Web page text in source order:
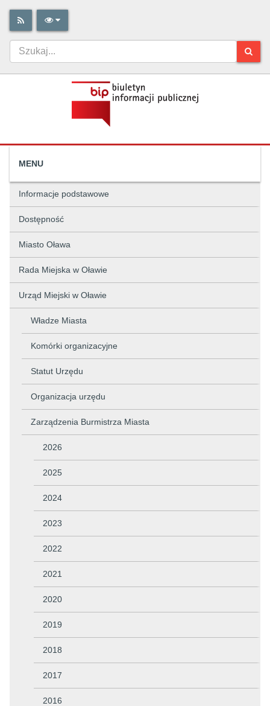
MENU
Informacje podstawowe
Dostępność
Miasto Oława
Rada Miejska w Oławie
Urząd Miejski w Oławie
Władze Miasta
Komórki organizacyjne
Statut Urzędu
Organizacja urzędu
Zarządzenia Burmistrza Miasta
2026
2025
2024
2023
2022
2021
2020
2019
2018
2017
2016